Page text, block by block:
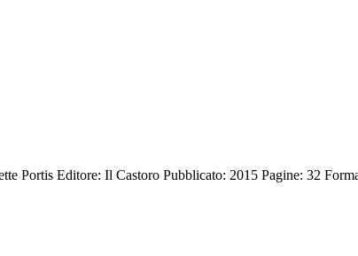
Portis Editore: Il Castoro Pubblicato: 2015 Pagine: 32